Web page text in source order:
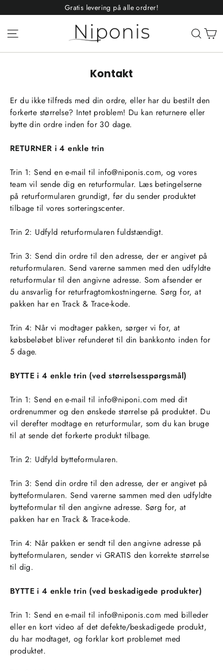
til
indhold
Gratis levering på alle ordrer!
Kontakt
Er du ikke tilfreds med din ordre, eller har du bestilt den
forkerte størrelse? Intet problem! Du kan returnere eller
bytte din ordre inden for 30 dage.
RETURNER i 4 enkle trin
Trin 1: Send en e-mail til info@niponis.com, og vores
team vil sende dig en returformular. Læs betingelserne
på returformularen grundigt, før du sender produktet
tilbage til vores sorteringscenter.
Trin 2: Udfyld returformularen fuldstændigt.
Trin 3: Send din ordre til den adresse, der er angivet på
returformularen. Send varerne sammen med den udfyldte
returformular til den angivne adresse. Som afsender er
du ansvarlig for returfragtomkostningerne. Sørg for, at
pakken har en Track & Trace-kode.
Trin 4: Når vi modtager pakken, sørger vi for, at
købsbeløbet bliver refunderet til din bankkonto inden for
5 dage.
BYTTE i 4 enkle trin (ved størrelsesspørgsmål)
Trin 1: Send en e-mail til info@niponi.com med dit
ordrenummer og den ønskede størrelse på produktet. Du
vil derefter modtage en returformular, som du kan bruge
til at sende det forkerte produkt tilbage.
Trin 2: Udfyld bytteformularen.
Trin 3: Send din ordre til den adresse, der er angivet på
bytteformularen. Send varerne sammen med den udfyldte
bytteformular til den angivne adresse. Sørg for, at
pakken har en Track & Trace-kode.
Trin 4: Når pakken er sendt til den angivne adresse på
bytteformularen, sender vi GRATIS den korrekte størrelse
til dig.
BYTTE i 4 enkle trin (ved beskadigede produkter)
Trin 1: Send en e-mail til info@niponis.com med billeder
eller en kort video af det defekte/beskadigede produkt,
du har modtaget, og forklar kort problemet med
produktet.